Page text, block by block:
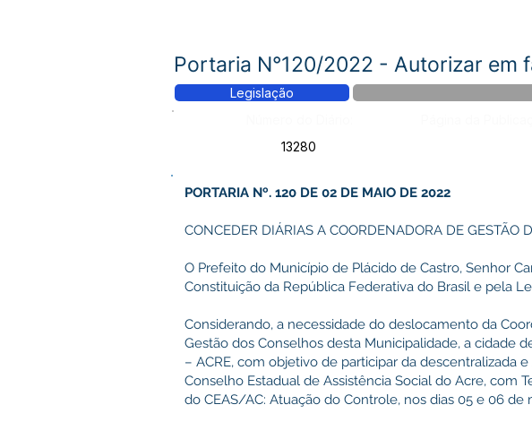
Portaria N°120/2022 - Autorizar em
Legislação
13280
PORTARIA Nº. 120 DE 02 DE MAIO DE 2022
CONCEDER DIÁRIAS A COORDENADORA DE GESTÃO
O Prefeito do Município de Plácido de Castro, Senhor
Constituição da República Federativa do Brasil e pela
Considerando, a necessidade do deslocamento da
Gestão dos Conselhos desta Municipalidade, a cidade
– ACRE, com objetivo de participar da descentralizada
Conselho Estadual de Assistência Social do Acre, com
do CEAS/AC: Atuação do Controle, nos dias 05 e 06 de